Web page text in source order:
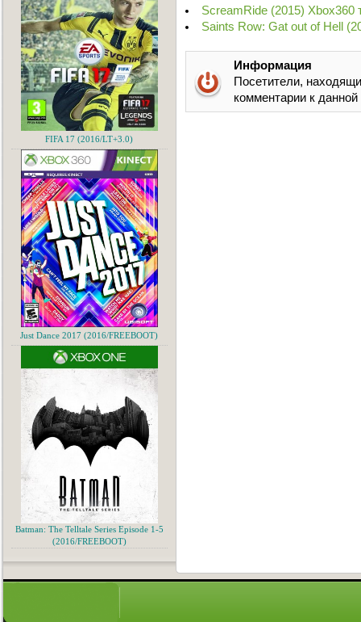
ScreamRide (2015) Xbox360
Saints Row: Gat out of Hell
Информация
Посетители,
комментарии к
FIFA 17 (2016/LT+3.0)
Just Dance 2017 (2016/FREEBOOT)
Batman: The Telltale Series Episode 1-5
(2016/FREEBOOT)